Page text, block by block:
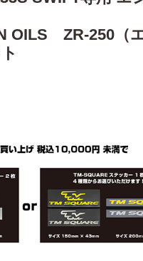
ZR-250（